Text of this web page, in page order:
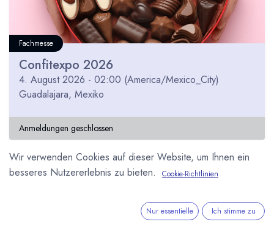
Fachmesse
Confitexpo 2026
4. August 2026 - 02:00 (America/Mexico_City)
Guadalajara, Mexiko
Anmeldungen geschlossen
Wir verwenden Cookies auf dieser Website, um Ihnen ein
besseres Nutzererlebnis zu bieten.
Cookie-Richtlinien
Nur essentielle Ich stimme zu